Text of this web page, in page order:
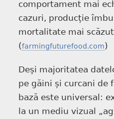
comportament mai
cazuri, producție
mortalitate mai
(farmingfuturefood.com)
Deși majoritatea
pe găini și curcani de
bază este universal:
la un mediu vizual